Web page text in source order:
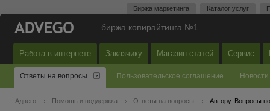
Биржа маркетинга Каталог услуг
— биржа копирайтинга №1
Работа в интернете Заказчику Магазин статей Сервис
Ответы на вопросы Пользовательское соглашение Новости
Адвего Помощь и поддержка Ответы на вопросы Автору. Вопросы